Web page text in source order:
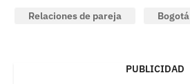
Relaciones de pareja
Bogotá
PUBLICIDAD